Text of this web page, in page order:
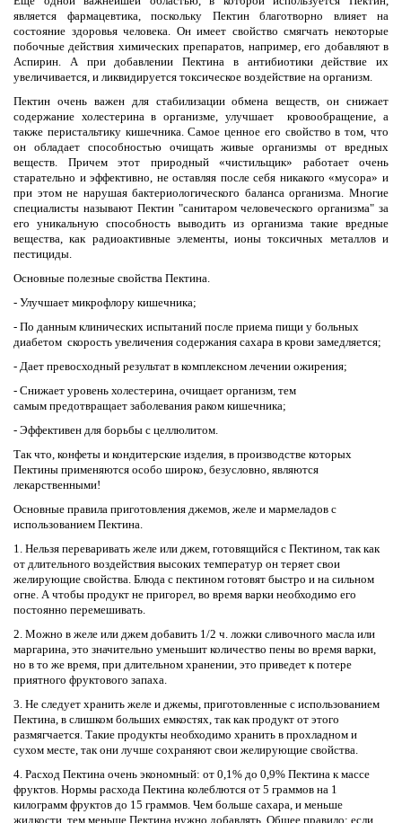
является фармацевтика, поскольку Пектин благотворно влияет на
состояние здоровья человека. Он имеет свойство смягчать некоторые
побочные действия химических препаратов, например, его добавляют в
Аспирин. А при добавлении Пектина в антибиотики действие их
увеличивается, и ликвидируется токсическое воздействие на организм.
Пектин очень важен для стабилизации обмена веществ, он снижает
содержание холестерина в организме, улучшает кровообращение, а
также перистальтику кишечника. Самое ценное его свойство в том, что
он обладает способностью очищать живые организмы от вредных
веществ. Причем этот природный «чистильщик» работает очень
старательно и эффективно, не оставляя после себя никакого «мусора» и
при этом не нарушая бактериологического баланса организма. Многие
специалисты называют Пектин "санитаром человеческого организма" за
его уникальную способность выводить из организма такие вредные
вещества, как радиоактивные элементы, ионы токсичных металлов и
пестициды.
Основные полезные свойства Пектина.
- Улучшает микрофлору кишечника;
- По данным клинических испытаний после приема пищи у больных
диабетом скорость увеличения содержания сахара в крови замедляется;
- Дает превосходный результат в комплексном лечении ожирения;
- Снижает уровень холестерина, очищает организм, тем
самым предотвращает заболевания раком кишечника;
- Эффективен для борьбы с целлюлитом.
Так что, конфеты и кондитерские изделия, в производстве которых
Пектины применяются особо широко, безусловно, являются
лекарственными!
Основные правила приготовления джемов, желе и мармеладов с
использованием Пектина.
1. Нельзя переваривать желе или джем, готовящийся с Пектином, так как
от длительного воздействия высоких температур он теряет свои
желирующие свойства. Блюда с пектином готовят быстро и на сильном
огне. А чтобы продукт не пригорел, во время варки необходимо его
постоянно перемешивать.
2. Можно в желе или джем добавить 1/2 ч. ложки сливочного масла или
маргарина, это значительно уменьшит количество пены во время варки,
но в то же время, при длительном хранении, это приведет к потере
приятного фруктового запаха.
3. Не следует хранить желе и джемы, приготовленные с использованием
Пектина, в слишком больших емкостях, так как продукт от этого
размягчается. Такие продукты необходимо хранить в прохладном и
сухом месте, так они лучше сохраняют свои желирующие свойства.
4. Расход Пектина очень экономный: от 0,1% до 0,9% Пектина к массе
фруктов. Нормы расхода Пектина колеблются от 5 граммов на 1
килограмм фруктов до 15 граммов. Чем больше сахара, и меньше
жидкости, тем меньше Пектина нужно добавлять. Общее правило: если